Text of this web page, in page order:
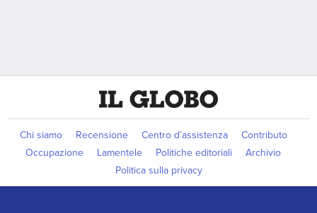
Chi siamo Recensione Centro d’assistenza
Contributo
Occupazione
Lamentele Politiche editoriali
Archivio
Politica sulla privacy